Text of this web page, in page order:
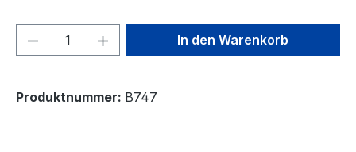
Produkt Anzahl: Gib denIn den Warenkorb
Produktnummer: B747